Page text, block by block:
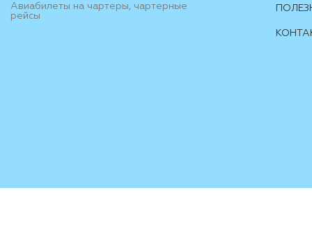
Авиабилеты на чартеры, чартерные
рейсы